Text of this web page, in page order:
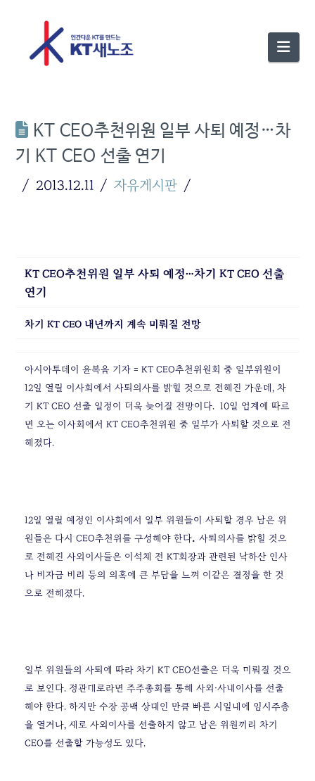
KT CEO추천위원 일부 사퇴 예정…차
기 KT CEO 선출 연기
2013.12.11 자유게시판
KT CEO추천위원 일부 사퇴 예정…차기 KT CEO 선출
연기
차기 KT CEO 내년까지 계속 미뤄질 전망
아시아투데이 윤복음 기자 = KT CEO추천위원회 중 일부위원이
12일 열릴 이사회에서 사퇴의사를 밝힐 것으로 전해진 가운데, 차
기 KT CEO 선출 일정이 더욱 늦어질 전망이다. 10일 업계에 따르
면 오는 이사회에서 KT CEO추천위원 중 일부가 사퇴할 것으로 전
해졌다.
12일 열릴 예정인 이사회에서 일부 위원들이 사퇴할 경우 남은 위
원들은 다시 CEO추천위를 구성해야 한다. 사퇴의사를 밝힐 것으
로 전해진 사외이사들은 이석채 전 KT회장과 관련된 낙하산 인사
나 비자금 비리 등의 의혹에 큰 부담을 느껴 이같은 결정을 한 것
으로 전해졌다.
일부 위원들의 사퇴에 따라 차기 KT CEO선출은 더욱 미뤄질 것으
로 보인다. 정관대로라면 주주총회를 통해 사외·사내이사를 선출
해야 한다. 하지만 수장 공백 상태인 만큼 빠른 시일내에 임시주총
을 열거나, 새로 사외이사를 선출하지 않고 남은 위원끼리 차기
CEO를 선출할 가능성도 있다.